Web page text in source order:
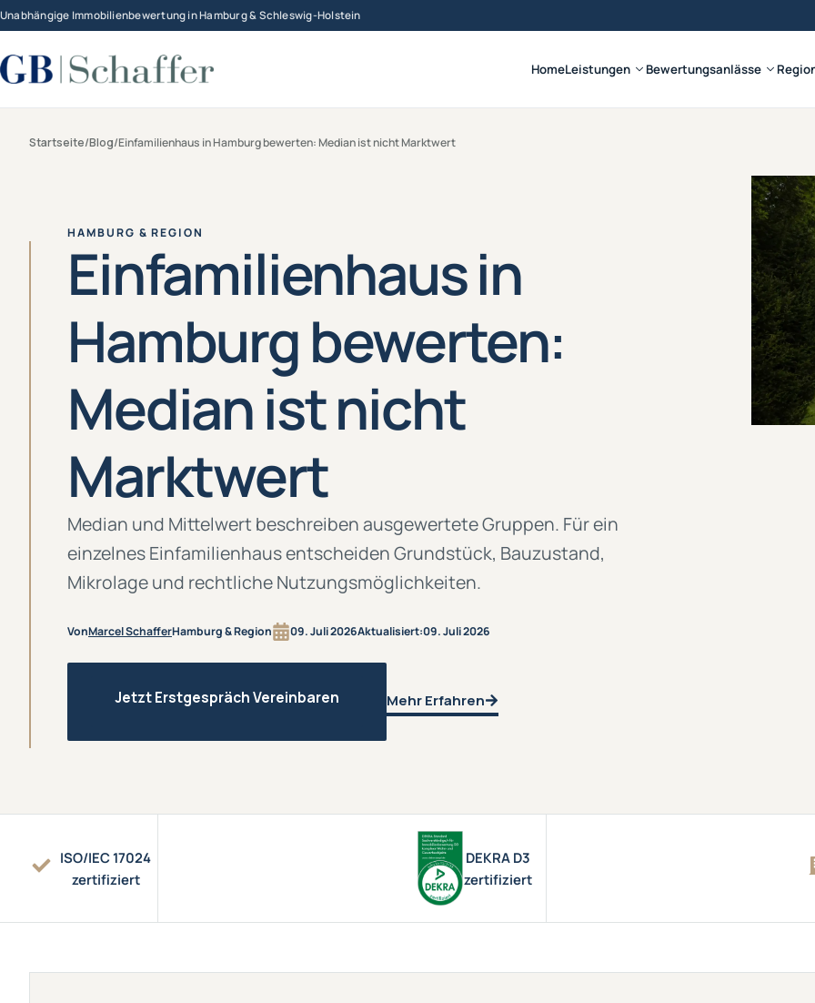
Unabhängige Immobilienbewertung in Hamburg & Schleswig-Holstein
HomeLeistungen Bewertungsanlässe
Startseite/Blog/Einfamilienhaus in Hamburg bewerten: Median ist nicht Marktwert
HAMBURG & REGION
Einfamilienhaus in
Hamburg bewerten:
Median ist nicht
Marktwert
Median und Mittelwert beschreiben ausgewertete Gruppen. Für ein
einzelnes Einfamilienhaus entscheiden Grundstück, Bauzustand,
Mikrolage und rechtliche Nutzungsmöglichkeiten.
VonMarcel SchafferHamburg & Region 09. Juli 2026Aktualisiert:09. Juli 2026
Jetzt Erstgespräch Vereinbaren Mehr Erfahren
ISO/IEC 17024
zertifiziert
DEKRA D3
zertifiziert